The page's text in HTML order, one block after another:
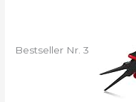
Bestseller Nr. 3